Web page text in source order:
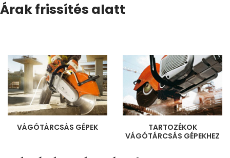
Árak frissítés alatt
VÁGÓTÁRCSÁS GÉPEK
TARTOZÉKOK
VÁGÓTÁRCSÁS GÉPEKHEZ